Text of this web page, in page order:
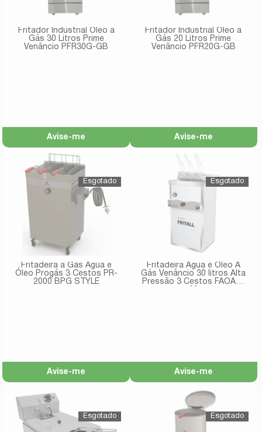
Fritador Industrial Óleo a
Gás 30 Litros Prime
Venâncio PFR30G-GB
Avise-me
Fritador Industrial Óleo a
Gás 20 Litros Prime
Venâncio PFR20G-GB
Avise-me
Fritadeira a Gás Água e
Óleo Progás 3 Cestos PR-
2000 BPG STYLE
Avise-me
Fritadeira Água e Óleo A
Gás Venâncio 30 litros Alta
Pressão 3 Cestos FAOAP-
Avise-me